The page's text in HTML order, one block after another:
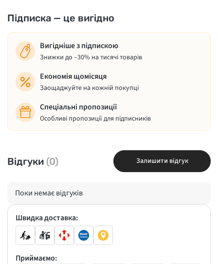
Підписка — це вигідно
Вигідніше з підпискою
Знижки до –30% на тисячі товарів
Економія щомісяця
Заощаджуйте на кожній покупці
Спеціальні пропозиції
Особливі пропозиції для підписників
Відгуки (0) Залишити відгук
Поки немає відгуків
Швидка доставка:
Приймаємо: